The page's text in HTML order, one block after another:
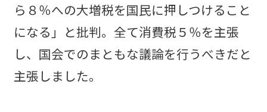
ら８％への大増税を国民に押しつけること
になる」と批判。全て消費税５％を主張
し、国会でのまともな議論を行うべきだと
主張しました。